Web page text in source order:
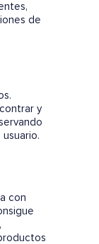
de
y
con